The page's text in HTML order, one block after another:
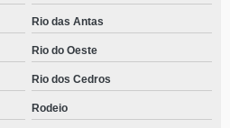
Rio das Antas
Rio do Oeste
Rio dos Cedros
Rodeio